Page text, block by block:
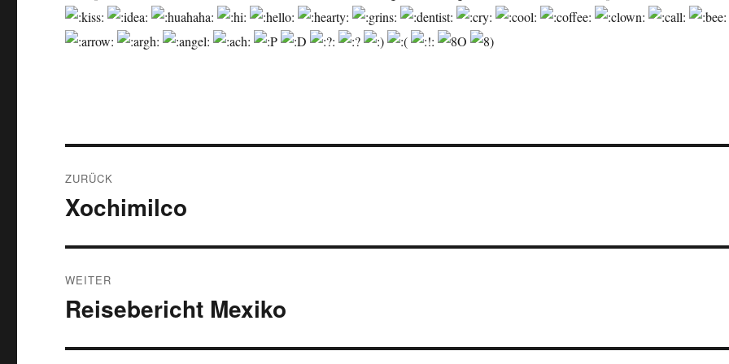
ZURÜCK
Vorheriger
Xochimilco
WEITER
Nächster
Reisebericht Mexiko